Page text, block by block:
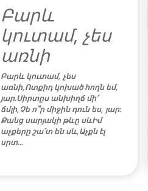
Բարև
կուտամ, չես
առնի
Բարև կուտամ, չես
առնի,Ոտքիդ կոխած հողն եմ,
յար.Սիրտըս անխիղճ մի՛
ճմլի,Չե ո՞ր միջին դուն ես, յար:
Քանց սարյակի թևը սևԻմ
աչքերը շա՛տ են սև,Աչքն էլ
սրտ…